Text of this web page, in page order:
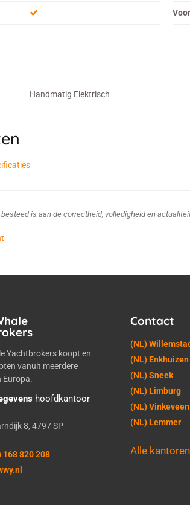
Handmatig Elektrisch
is aan de correctheid, volledigheid en
Yachtbrokers koopt en
vanuit meerdere
Europa.
hoofdkantoor
8, 4797 SP
168 820 208
Contact
(NL)
(NL) Enkhuizen
(NL) Sneek
(NL) Limburg
(NL) Vinkeveen
(NL) Lemmer
Alle kantoren